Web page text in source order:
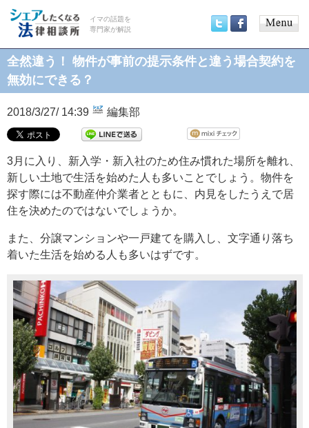
イマの話題を
専門家が解説
menu
全然違う！ 物件が事前の提示条件と違う場合契約を
無効にできる？
2018/3/27/ 14:39 編集部
3月に入り、新入学・新入社のため住み慣れた場所を離れ、
新しい土地で生活を始めた人も多いことでしょう。物件を
探す際には不動産仲介業者とともに、内見をしたうえで居
住を決めたのではないでしょうか。
また、分譲マンションや一戸建てを購入し、文字通り落ち
着いた生活を始める人も多いはずです。